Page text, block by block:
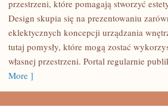
INSPIRACJE
przestrzeni, które pomagają stworzyć
Design skupia się na prezentowaniu
eklektycznych koncepcji urządzania
tutaj pomysły, które mogą zostać
własnej przestrzeni. Portal regularnie
More ]